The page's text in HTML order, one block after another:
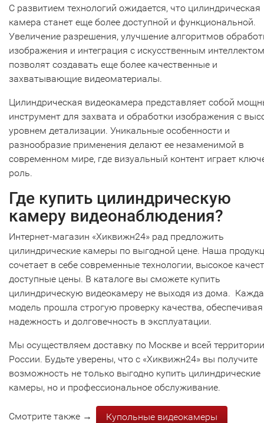
С развитием технологий ожидается, что цилиндрическая
камера станет еще более доступной и функциональной.
Увеличение разрешения, улучшение алгоритмов
изображения и интеграция с искусственным интеллектом
позволят создавать еще более качественные и
захватывающие видеоматериалы.
Цилиндрическая видеокамера представляет собой
инструмент для захвата и обработки изображения с
уровнем детализации. Уникальные особенности и
разнообразие применения делают ее незаменимой в
современном мире, где визуальный контент играет
роль.
Где купить цилиндрическую
камеру видеонаблюдения?
Интернет-магазин «Хиквижн24» рад предложить
цилиндрические камеры по выгодной цене. Наша
сочетает в себе современные технологии, высокое
доступные цены. В каталоге вы сможете купить
цилиндрическую видеокамеру не выходя из дома.
модель прошла строгую проверку качества, обеспечивая
надежность и долговечность в эксплуатации.
Мы осуществляем доставку по Москве и всей территории
России. Будьте уверены, что с «Хиквижн24» вы получите
возможность не только выгодно купить цилиндрические
камеры, но и профессиональное обслуживание.
Смотрите также → Купольные видеокамеры